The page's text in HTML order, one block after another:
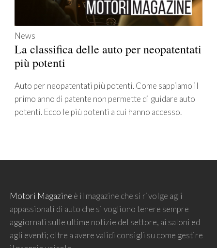
News
La classifica delle auto per neopatentati
più potenti
Auto per neopatentati più potenti. Come sappiamo il
primo anno di patente non permette di guidare auto
potenti. Ecco le più potenti a cui hanno accesso.
Motori Magazine è il magazine che si rivolge agli
appassionati di auto che si vogliono tenere sempre
aggiornati sulle ultime notizie del settore, ai saloni ed
agli eventi; oltre a avere validi consigli su come gestire